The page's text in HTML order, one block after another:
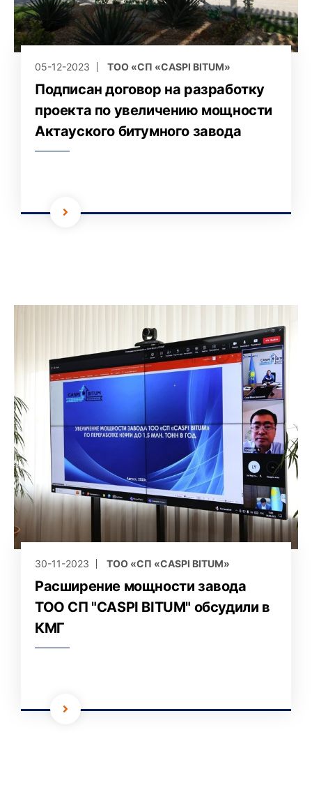
05-12-2023 ТОО «СП «CASPI BITUM»
Подписан договор на разработку
проекта по увеличению мощности
Актауского битумного завода
30-11-2023 ТОО «СП «CASPI BITUM»
Расширение мощности завода
ТОО СП "CASPI BITUM" обсудили в
КМГ